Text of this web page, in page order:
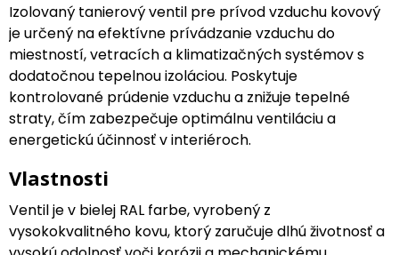
Izolovaný tanierový ventil pre prívod vzduchu kovový
je určený na efektívne prívádzanie vzduchu do
miestností, vetracích a klimatizačných systémov s
dodatočnou tepelnou izoláciou. Poskytuje
kontrolované prúdenie vzduchu a znižuje tepelné
straty, čím zabezpečuje optimálnu ventiláciu a
energetickú účinnosť v interiéroch.
Vlastnosti
Ventil je v bielej RAL farbe, vyrobený z
vysokokvalitného kovu, ktorý zaručuje dlhú životnosť a